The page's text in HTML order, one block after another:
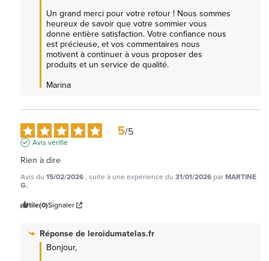
Un grand merci pour votre retour ! Nous sommes
heureux de savoir que votre sommier vous
donne entière satisfaction. Votre confiance nous
est précieuse, et vos commentaires nous
motivent à continuer à vous proposer des
produits et un service de qualité.
Marina
5/5
Avis vérifié
Rien à dire
Avis du 15/02/2026, suite à une expérience du 31/01/2026 parMARTINE
G.
Utile(0)Signaler
Réponse de leroidumatelas.fr
Bonjour,